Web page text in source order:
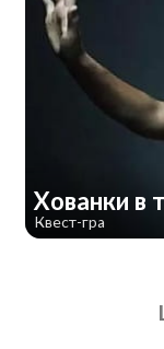
Хованки в
Квест-гра